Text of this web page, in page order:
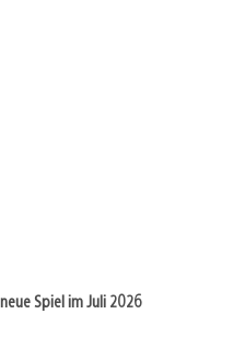
Spiel im Juli 2026